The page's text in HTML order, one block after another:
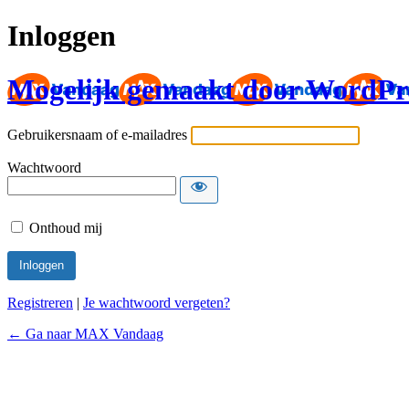
Inloggen
Mogelijk gemaakt door
Gebruikersnaam of e-mailadres
Wachtwoord
Onthoud mij
Registreren | Je wachtwoord vergeten?
← Ga naar MAX Vandaag